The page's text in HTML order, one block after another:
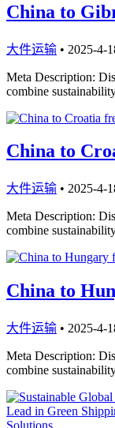
China to
大件运输 • 2025-4-
Meta Description:
combine
China to
大件运输 • 2025-4-
Meta Description:
combine
China to
大件运输 • 2025-4-
Meta Description:
combine